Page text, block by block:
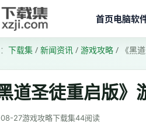
首页电脑软
下载集 / 新闻资讯 / 游戏攻略 / 《黑
黑道圣徒重启版
27游戏攻略下载集44阅读